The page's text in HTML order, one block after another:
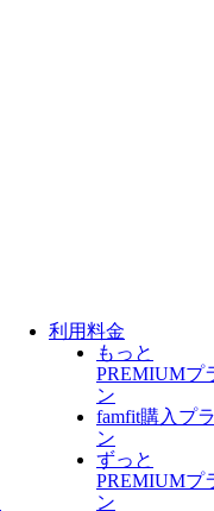
利用料金
もっと
PREMIUMプ
ン
famfit購入プ
ン
ずっと
PREMIUMプ
ン